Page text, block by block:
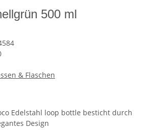
500 ml
& Flaschen
Edelstahl loop bottle besticht durch
Design